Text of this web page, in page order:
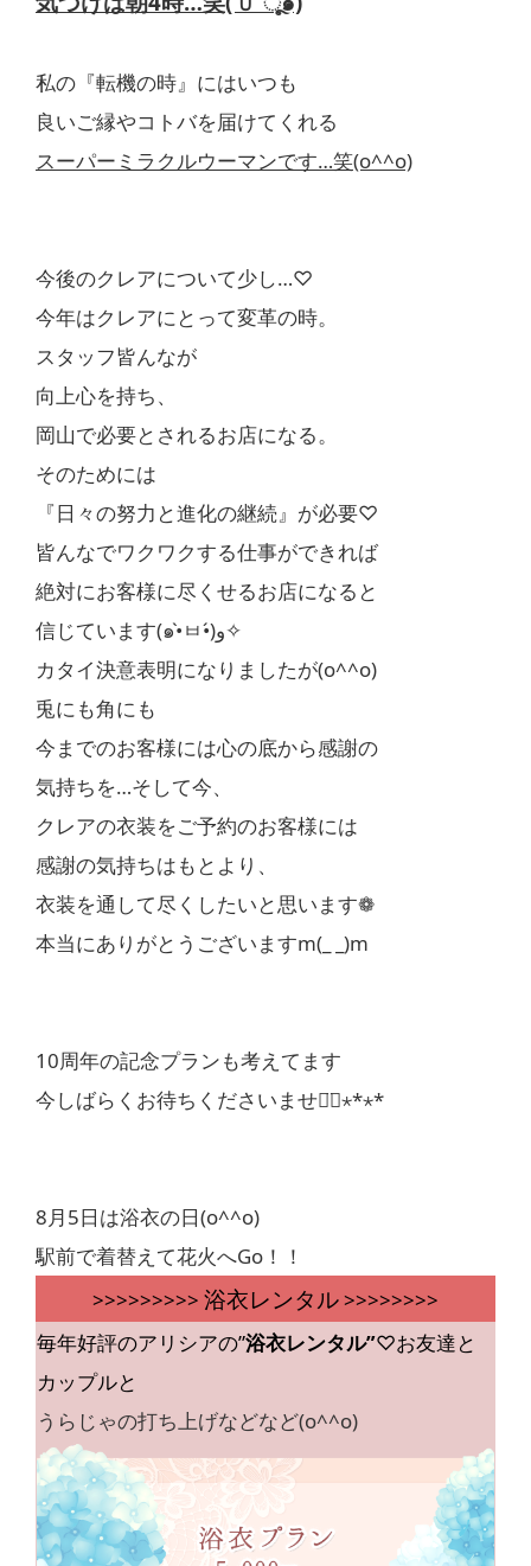
私の『転機の時』にはいつも
良いご縁やコトバを届けてくれる
スーパーミラクルウーマンです…笑(o^^o)
今後のクレアについて少し…♡
今年はクレアにとって変革の時。
スタッフ皆んなが
向上心を持ち、
岡山で必要とされるお店になる。
そのためには
『日々の努力と進化の継続』が必要♡
皆んなでワクワクする仕事ができれば
絶対にお客様に尽くせるお店になると
信じています(๑•̀ㅂ•́)و✧
カタイ決意表明になりましたが(o^^o)
兎にも角にも
今までのお客様には心の底から感謝の
気持ちを…そして今、
クレアの衣装をご予約のお客様には
感謝の気持ちはもとより、
衣装を通して尽くしたいと思います❁
本当にありがとうございますm(_ _)m
10周年の記念プランも考えてます
今しばらくお待ちくださいませ◡̈⃝︎⋆︎*⋆︎*
8月5日は浴衣の日(o^^o)
駅前で着替えて花火へGo！！
>>>>>>>>> 浴衣レンタル>>>>>>>>
毎年好評のアリシアの”浴衣レンタル”♡お友達と
カップルと
うらじゃの打ち上げなどなど(o^^o)